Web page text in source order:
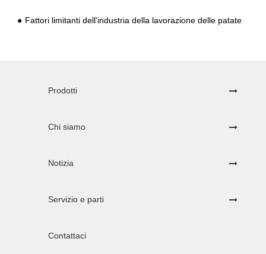
Fattori limitanti dell'industria della lavorazione delle patate
Prodotti
Chi siamo
Notizia
Servizio e parti
Contattaci